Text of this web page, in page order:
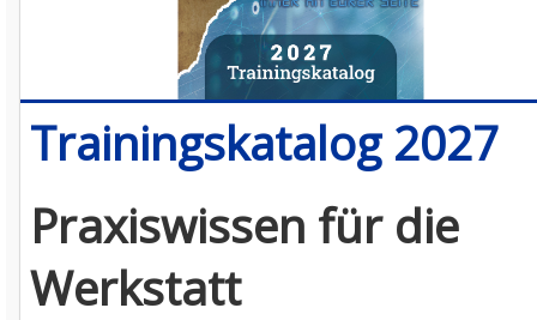
Trainingskatalog 2027
Praxiswissen für die
Werkstatt